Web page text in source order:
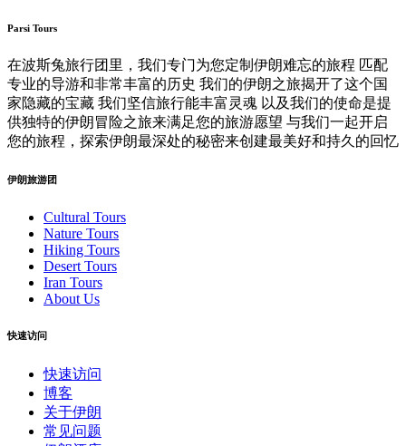
Parsi Tours
在波斯兔旅行团里，我们专门为您定制伊朗难忘的旅程 匹配
专业的导游和非常丰富的历史 我们的伊朗之旅揭开了这个国
家隐藏的宝藏 我们坚信旅行能丰富灵魂 以及我们的使命是提
供独特的伊朗冒险之旅来满足您的旅游愿望 与我们一起开启
您的旅程，探索伊朗最深处的秘密来创建最美好和持久的回忆
伊朗旅游团
Cultural Tours
Nature Tours
Hiking Tours
Desert Tours
Iran Tours
About Us
快速访问
快速访问
博客
关于伊朗
常见问题